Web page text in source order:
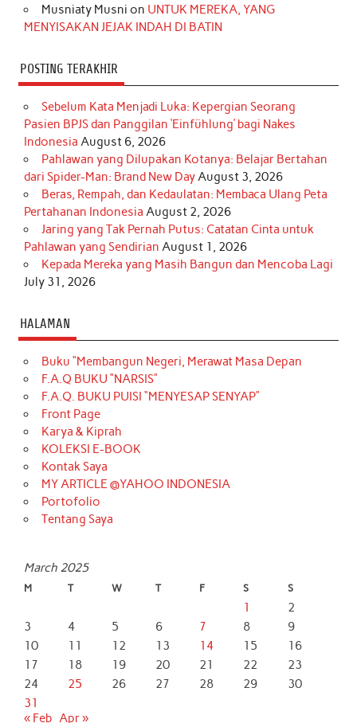
Musniaty Musni on UNTUK MEREKA, YANG
MENYISAKAN JEJAK INDAH DI BATIN
POSTING TERAKHIR
Sebelum Kata Menjadi Luka: Kepergian Seorang
Pasien BPJS dan Panggilan ‘Einfühlung’ bagi Nakes
Indonesia August 6, 2026
Pahlawan yang Dilupakan Kotanya: Belajar Bertahan
dari Spider-Man: Brand New DayAugust 3, 2026
Beras, Rempah, dan Kedaulatan: Membaca Ulang Peta
Pertahanan Indonesia August 2, 2026
Jaring yang Tak Pernah Putus: Catatan Cinta untuk
Pahlawan yang Sendirian August 1, 2026
Kepada Mereka yang Masih Bangun dan Mencoba Lagi
July 31, 2026
HALAMAN
Buku “Membangun Negeri, Merawat Masa Depan
F.A.Q BUKU “NARSIS”
F.A.Q. BUKU PUISI “MENYESAP SENYAP”
Front Page
Karya & Kiprah
KOLEKSI E-BOOK
Kontak Saya
MY ARTICLE @YAHOO INDONESIA
Portofolio
Tentang Saya
March 2025
M T W T F S S
1
2
3
4 5 6 7 8
9
10
11 12 13 14 15
16
17
18 19 20 21 22
23
24
25 26 27 28 29
30
31
« Feb Apr »